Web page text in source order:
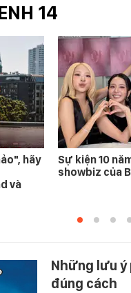
14
hãy
và
Sự kiện 10
showbiz của
Những lưu ý
đúng cách